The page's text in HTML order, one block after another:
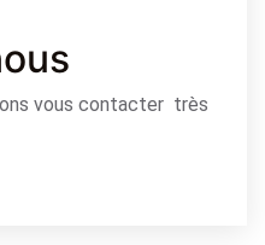
vous contacter très